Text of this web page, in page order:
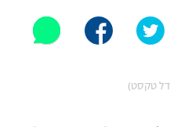
טקסט)